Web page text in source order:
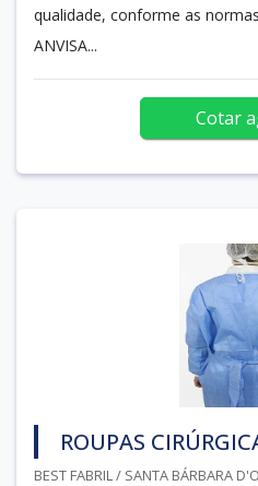
qualidade, conforme as
ANVISA...
Cotar
ROUPAS
BEST FABRIL / SANTA BÁRBARA